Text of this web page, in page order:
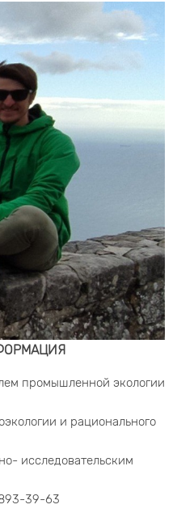
промышленной экологии
и рационального
исследовательским
39-63